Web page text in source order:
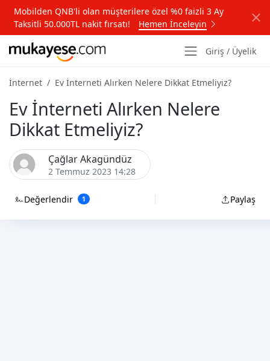
Mobilden QNB'li olan müşterilere özel %0 faizli 3 Ay
Taksitli 50.000TL nakit fırsatı!
Hemen İnceleyin
Giriş / Üyelik
İnternet Ev İnterneti Alırken Nelere Dikkat Etmeliyiz?
Ev İnterneti Alırken Nelere
Dikkat Etmeliyiz?
Çağlar Akagündüz
2 Temmuz 2023 14:28
Değerlendir 1 Paylaş